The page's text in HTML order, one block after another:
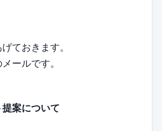
ておきます。
ールです。
案について